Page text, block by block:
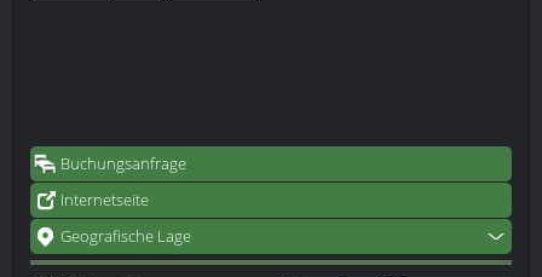
Buchungsanfrage
Internetseite
Geografische Lage